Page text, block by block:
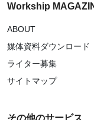
Workship
ABOUT
媒体資料ダウンロード
ライター募集
サイトマップ
その他のサービス